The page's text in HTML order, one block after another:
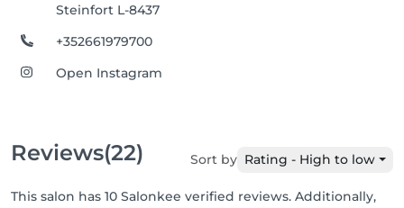
Steinfort L-8437
+352661979700
Open Instagram
Reviews(22) Sort by Rating - High to low
This salon has 10 Salonkee verified reviews. Additionally,